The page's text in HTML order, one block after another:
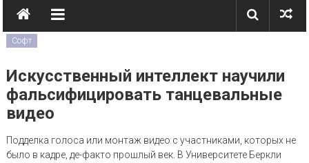
Новые технологии
Софт
Искусственный интеллект научили
фальсифицировать танцевальные
видео
Подделка голоса или монтаж видео с участниками, которых не
было в кадре, де-факто прошлый век. В Университете Беркли